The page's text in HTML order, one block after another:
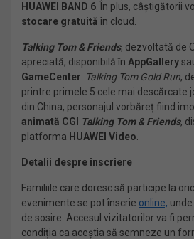
HUAWEI BAND 6 . În plus, câștigătorii
stocare gratuită în cloud.
Talking Tom & Friends, dezvoltată de
apreciată, disponibilă în AppGallery
GameCenter
Talking Tom Gold Run,
printre primele 5 cele mai descărcate
din China, personajul vorbăreț fiind
animată CGI
Talking Tom & Friends,
platforma HUAWEI Video
Detalii despre înscriere
Familiile care doresc să participe la
evenimente se pot înscrie online,
de sosire. Accesul vizitatorilor va fi
condiția ca aceștia să semneze un